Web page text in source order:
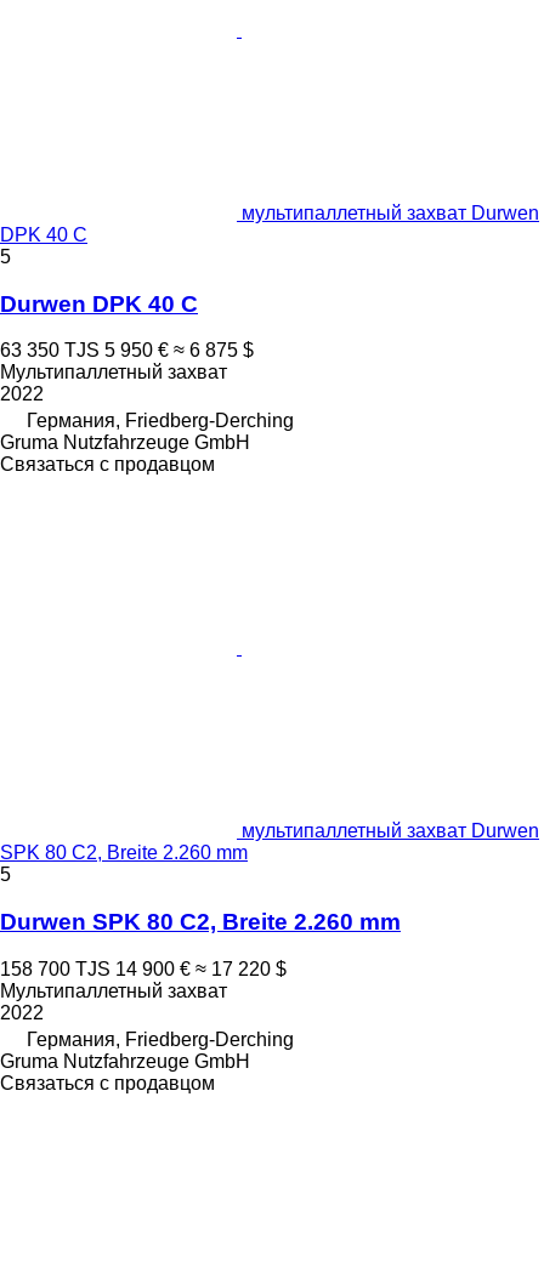
мультипаллетный захват Durwen
DPK 40 C
5
Durwen DPK 40 C
63 350 TJS 5 950 € ≈ 6 875 $
Мультипаллетный захват
2022
Германия, Friedberg-Derching
Gruma Nutzfahrzeuge GmbH
Связаться с продавцом
мультипаллетный захват Durwen
SPK 80 C2, Breite 2.260 mm
5
Durwen SPK 80 C2, Breite 2.260 mm
158 700 TJS 14 900 € ≈ 17 220 $
Мультипаллетный захват
2022
Германия, Friedberg-Derching
Gruma Nutzfahrzeuge GmbH
Связаться с продавцом